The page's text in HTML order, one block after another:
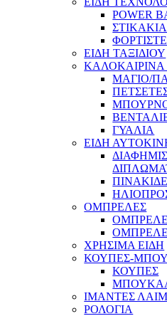
POWER
ΣΤΙΚΑΚΙΑ
ΕΙΔΗ ΤΑΞΙΔΙΟΥ
ΚΑΛΟΚΑΙΡΙΝΑ
ΜΑΓΙΟ/
ΓΥΑΛΙΑ
ΕΙΔΗ
ΟΜΠΡΕΛΕΣ
ΧΡΗΣΙΜΑ ΕΙΔΗ
ΚΟΥΠΕΣ-
ΚΟΥΠΕΣ
ΙΜΑΝΤΕΣ
ΡΟΛΟΓΙΑ